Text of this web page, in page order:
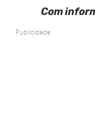
Com
Publicidade